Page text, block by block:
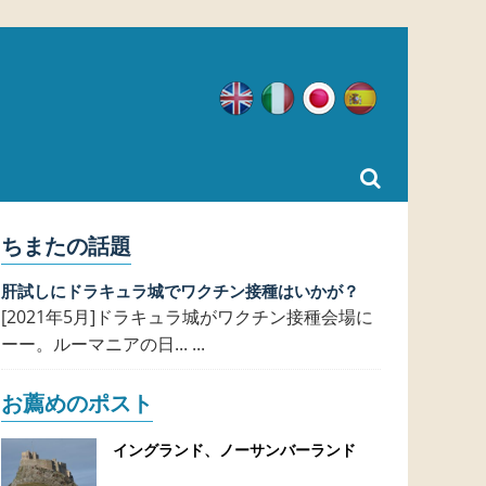
英語 イタリア語
日本語
ちまたの話題
肝試しにドラキュラ城でワクチン接種はいかが？
[2021年5月]ドラキュラ城がワクチン接種会場に
ーー。ルーマニアの日... ...
お薦めのポスト
イングランド、ノーサンバーランド